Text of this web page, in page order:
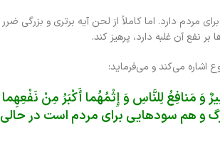
مردم دارد. اما کاملاً از لحن آیه برتری و بزرگی
نفع آن غلبه دارد،‌ پرهیز کند.
وَ مَنافِعُ لِلنَّاسِ وَ إِثْمُهُما أَکْبَرُ مِنْ نَفْعِهِما
و هم سودهایى براى مردم است در حالی